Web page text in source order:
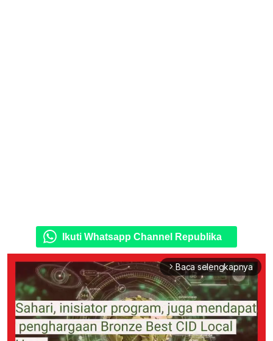
Ikuti Whatsapp Channel Republika
arrow_forward_ios Baca selengkapnya